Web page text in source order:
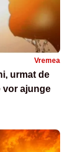
Vremea
urmat de
vor ajunge